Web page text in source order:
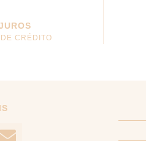
CRÉDITO